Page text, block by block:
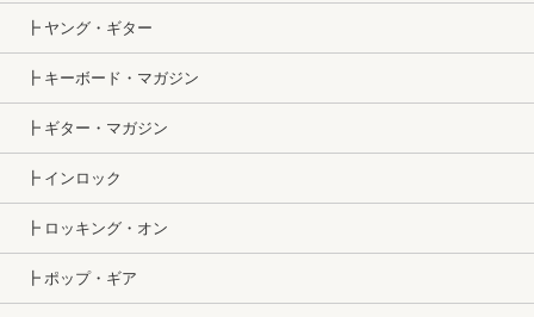
┣ ヤング・ギター
┣ キーボード・マガジン
┣ ギター・マガジン
┣ インロック
┣ ロッキング・オン
┣ ポップ・ギア